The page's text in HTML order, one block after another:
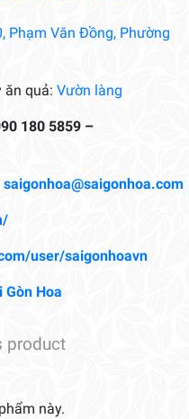
Phạm Văn Đồng, Phường
ăn quả: Vườn làng
180 5859 –
saigonhoa@saigonhoa.com
user/saigonhoavn
Gòn Hoa
product
này.